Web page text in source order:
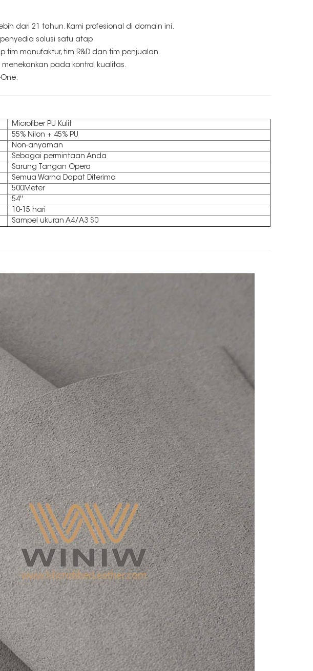
dari 21 tahun. Kami profesional di domain ini.
solusi satu atap
tim manufaktur, tim R&D dan tim penjualan.
menekankan pada kontrol kualitas.
Microfiber PU Kulit
55% Nilon + 45% PU
Non-anyaman
Sebagai permintaan Anda
Sarung Tangan Opera
Semua Warna Dapat Diterima
500Meter
54''
10-15 hari
Sampel ukuran A4/A3 $0